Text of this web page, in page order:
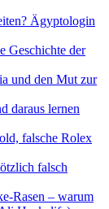
Ägyptologin
Geschichte der
und den Mut zur
daraus lernen
falsche Rolex
falsch
Rasen – warum